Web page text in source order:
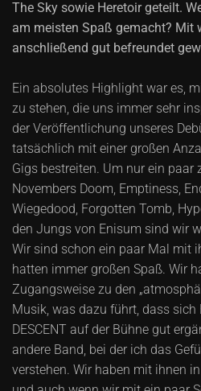
The Sky sowie Heretoir geteilt.
am meisten Spaß gemacht? Mit
anschließend gut befreundet
Ein absolutes Highlight war es,
zu stehen, die uns immer sehr
der Veröffentlichung unseres
tatsächlich mit einer großen
Gigs bestreiten. Um nur ein paar
Novembers Doom, Emptiness,
Wiegedood, Forgotten Tomb,
den Jungs von Enisum sind wir
Wir sind schon ein paar Mal mit
hatten immer großen Spaß. Wir
Zugangsweise zu den
Musik, was dazu führt, dass sich
DESCENT auf der Bühne gut
andere Band, bei der ich das
verstehen. Wir haben mit ihnen